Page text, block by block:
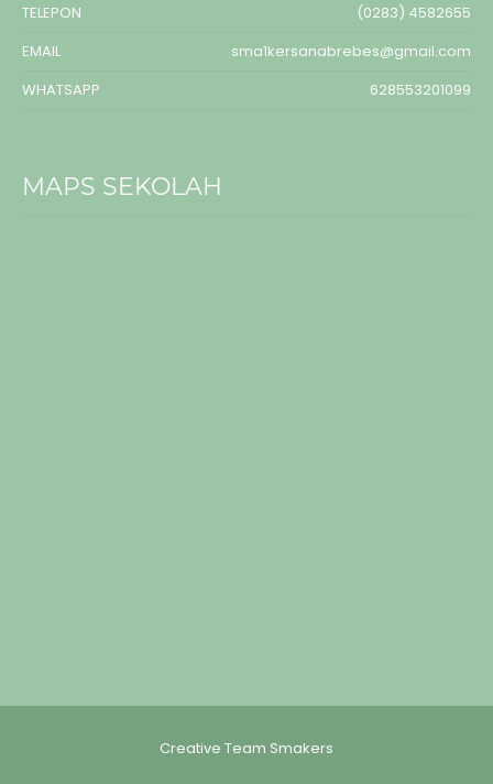
TELEPON
(0283) 4582655
EMAIL
sma1kersanabrebes@gmail.com
WHATSAPP
628553201099
MAPS SEKOLAH
Creative Team Smakers